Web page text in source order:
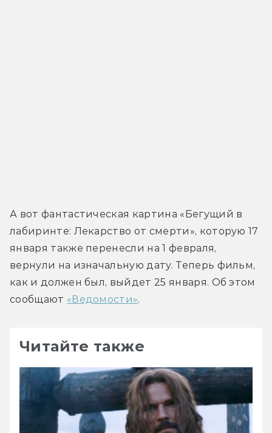
А вот фантастическая картина «Бегущий в
лабиринте: Лекарство от смерти», которую 17
января также перенесли на 1 февраля,
вернули на изначальную дату. Теперь фильм,
как и должен был, выйдет 25 января. Об этом
сообщают «Ведомости».
Читайте также